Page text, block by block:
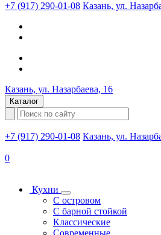
+7 (917) 290-01-08 Казань, ул.
Казань, ул. Назарбаева, 16
Каталог
+7 (917) 290-01-08 Казань, ул.
0
Кухни
С островом
С барной стойкой
Классические
Современные